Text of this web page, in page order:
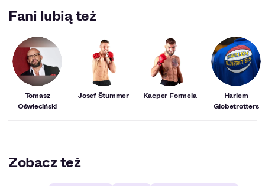
zapasach (styl klasyczny, 84 kilogramy). Na swoim koncie
ma też medale Mistrzostw Świata i Europy.
Fani lubią też
Tomasz
Oświeciński
Josef Štummer Kacper Formela
Harlem
Globetrotters
Zobacz też